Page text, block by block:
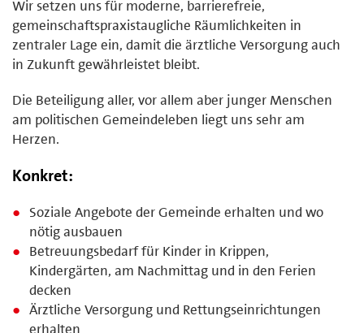
Wir setzen uns für moderne, barrierefreie,
gemeinschaftspraxistaugliche Räumlichkeiten in
zentraler Lage ein, damit die ärztliche Versorgung auch
in Zukunft gewährleistet bleibt.
Die Beteiligung aller, vor allem aber junger Menschen
am politischen Gemeindeleben liegt uns sehr am
Herzen.
Konkret:
Soziale Angebote der Gemeinde erhalten und wo
nötig ausbauen
Betreuungsbedarf für Kinder in Krippen,
Kindergärten, am Nachmittag und in den Ferien
decken
Ärztliche Versorgung und Rettungseinrichtungen
erhalten